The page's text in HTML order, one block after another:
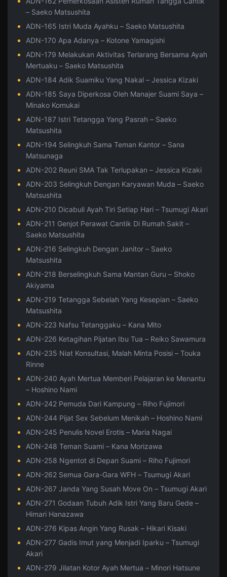
– Saeko Matsushita
ADN-165 Istri Muda Ayahku – Saeko Matsushita
ADN-170 Apa Adanya – Kotone Yamagishi
ADN-179 Melakukan Aktivitas Terlarang Bersama Ayah
Mertuaku – Saeko Matsushita
ADN-184 Adik Suamiku Yang Nakal – Jessica Kizaki
ADN-185 Saya Diperkosa Oleh Manajer Suami Saya –
Minako Komukai
ADN-187 Istri Tetangga Yang Pasrah – Saeko
Matsushita
ADN-194 Selingkuh Sama Teman Kantor – Sana
Matsunaga
ADN-202 Reuni SMA Tak Terlupakan – Jessica Kizaki
ADN-203 Selingkuh Dengan Karyawan Muda – Saeko
Matsushita
ADN-210 Dicabuli Ayah Tiri Setiap Hari – Tsumugi Akari
ADN-211 Genjot Perawat Cantik Di Rumah Sakit –
Saeko Matsushita
ADN-216 Selingkuh Dengan Janitor – Saeko
Matsushita
ADN-218 Berselingkuh Sama Mantan Guru – Shoko
Akiyama
ADN-219 Tetangga Sebelah Yang Kesepian – Saeko
Matsushita
ADN-223 Nafsu Tetanggaku – Kana Mito
ADN-226 Ketagihan Pijatan Ibu Tua – Reiko Sawamura
ADN-235 Niat Konsultasi, Malah Minta Posisi – Touka
Rinne
ADN-240 Ayah Mertua Memberi Pelajaran ke Menantu
– Hoshino Nami
ADN-242 Pemuda Dari Kampung – Riho Fujimori
ADN-244 Pijat Sex Sebelum Menikah – Hoshino Nami
ADN-245 Penulis Novel Erotis – Maria Nagai
ADN-248 Teman Suami – Kana Morizawa
ADN-258 Ngentot di Depan Suami – Riho Fujimori
ADN-262 Semua Gara-Gara WFH – Tsumugi Akari
ADN-267 Janda Yang Susah Move On – Tsumugi Akari
ADN-271 Godaan Tubuh Adik Istri Yang Baru Gede –
Himari Hanazawa
ADN-276 Kipas Angin Yang Rusak – Hikari Kisaki
ADN-277 Gadis Imut yang Menjadi Iparku – Tsumugi
Akari
ADN-279 Jilatan Kotor Ayah Mertua – Minori Hatsune